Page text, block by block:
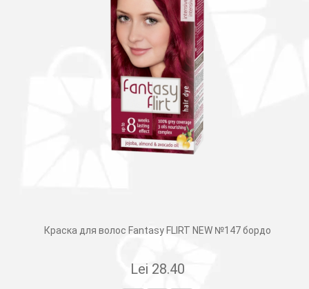
Краска для волос Fantasy FLIRT NEW №147 бордо
Lei 28.40